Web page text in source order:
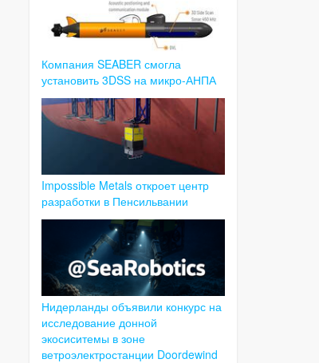
Компания SEABER смогла
установить 3DSS на микро-АНПА
Impossible Metals откроет центр
разработки в Пенсильвании
Нидерланды объявили конкурс на
исследование донной
экосиситемы в зоне
ветроэлектростанции Doordewind